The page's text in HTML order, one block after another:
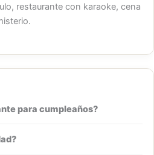
restaurante con karaoke, cena
para cumpleaños?